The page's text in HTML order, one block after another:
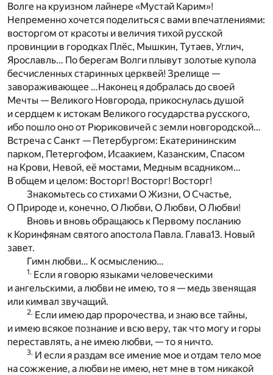
Волге на круизном лайнере «Мустай Карим»!
Непременно хочется поделиться с вами впечатлениями:
восторгом от красоты и величия тихой русской
провинции в городках Плёс, Мышкин, Тутаев, Углич,
Ярославль… По берегам Волги плывут золотые купола
бесчисленных старинных церквей! Зрелище —
завораживающее …Наконец я добралась до своей
Мечты — Великого Новгорода, прикоснулась душой
и сердцем к истокам Великого государства русского,
ибо пошло оно от Рюриковичей с земли новгородской…
Встреча с Санкт — Петербургом: Екатерининским
парком, Петергофом, Исаакием, Казанским, Спасом
на Крови, Невой, её мостами, Медным всадником…
В общем и целом: Восторг! Восторг! Восторг!
Знакомьтесь со стихами О Жизни, О Счастье,
О Природе и, конечно, О Любви, О Любви, О Любви!
Вновь и вновь обращаюсь к Первому посланию
к Коринфянам святого апостола Павла. Глава13. Новый
завет.
Гимн любви… К осмыслению…
1. Если я говорю языками человеческими
и ангельскими, а любви не имею, то я — медь звенящая
или кимвал звучащий.
2. Если имею дар пророчества, и знаю все тайны,
и имею всякое познание и всю веру, так что могу и горы
переставлять, а не имею любви, — то я ничто.
3. И если я раздам все имение мое и отдам тело мое
на сожжение, а любви не имею, нет мне в том никакой